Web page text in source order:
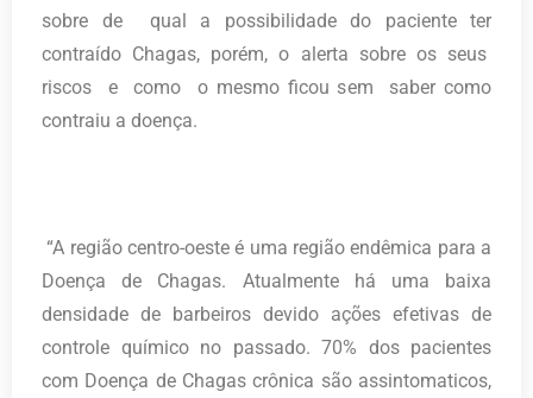
sobre de qual a possibilidade do paciente ter
contraído Chagas, porém, o alerta sobre os seus
riscos e como o mesmo ficou sem saber como
contraiu a doença.
“A região centro-oeste é uma região endêmica para a
Doença de Chagas. Atualmente há uma baixa
densidade de barbeiros devido ações efetivas de
controle químico no passado. 70% dos pacientes
com Doença de Chagas crônica são assintomaticos,